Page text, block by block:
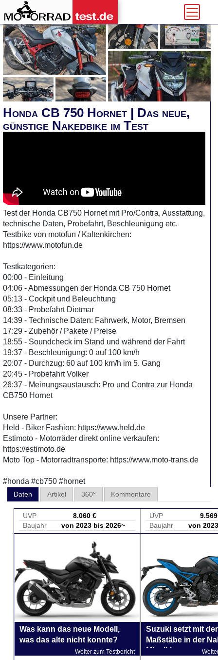
Honda CB 750 Hornet | Das neue,
günstige Nakedbike im Test
Test der Honda CB750 Hornet mit Pro/Contra, Ausstattung,
technische Daten, Probefahrt, Beschleunigung etc.
Testbike von motofun / Kaltenkirchen:
https://www.motofun.de
Testkategorien:
00:00 - Einleitung
04:06 - Abmessungen der Honda CB 750 Hornet
05:13 - Cockpit und Beleuchtung
08:33 - Probefahrt Dietmar
14:39 - Technische Daten: Fahrwerk, Motor, Bremsen
17:29 - Zubehör / Pakete / Preise
18:55 - Soundcheck im Stand und während der Fahrt
19:37 - Beschleunigung: 0 auf 100 km/h
20:07 - Durchzug: 60 auf 100 km/h im 5. Gang
20:45 - Probefahrt Volker
26:37 - Meinungsaustausch: Pro und Contra zur Honda
CB750 Hornet
Unsere Partner:
Held - Biker Fashion: https://www.held.de
Estimoto - Motorräder direkt online verkaufen:
https://estimoto.de
Moto Top - Motorradtransporte: https://www.moto-trans.de
#honda #cb750 #hornet
Daten Artikel 360° Kommentare
UVP
8.060 €
Baujahr
von 2023 bis 2026~
UVP
Baujahr
von
Was kann das neue Modell,
was das alte nicht konnte?
Weiter zum Testbericht
Suzuki setzt mit
Maßstäbe in der
Mittelklasse.